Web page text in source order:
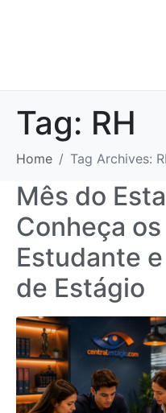
Tag: RH
Home Tag Archives:
Mês do
Conheça
Estudante
de Estágio